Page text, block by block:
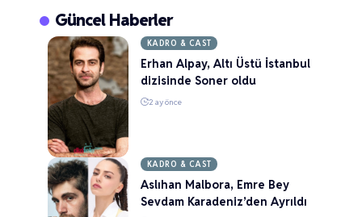
Güncel Haberler
KADRO & CAST
Erhan Alpay, Altı Üstü İstanbul
dizisinde Soner oldu
2 ay önce
KADRO & CAST
Aslıhan Malbora, Emre Bey
Sevdam Karadeniz’den Ayrıldı